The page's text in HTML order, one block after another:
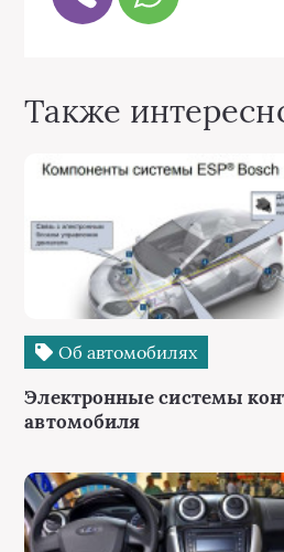
Также
Об автомобилях
Электронные системы
автомобиля